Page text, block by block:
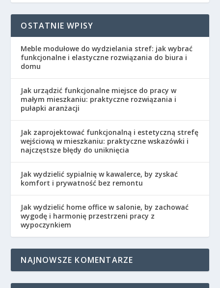
OSTATNIE WPISY
Meble modułowe do wydzielania stref: jak wybrać
funkcjonalne i elastyczne rozwiązania do biura i
domu
Jak urządzić funkcjonalne miejsce do pracy w
małym mieszkaniu: praktyczne rozwiązania i
pułapki aranżacji
Jak zaprojektować funkcjonalną i estetyczną strefę
wejściową w mieszkaniu: praktyczne wskazówki i
najczęstsze błędy do uniknięcia
Jak wydzielić sypialnię w kawalerce, by zyskać
komfort i prywatność bez remontu
Jak wydzielić home office w salonie, by zachować
wygodę i harmonię przestrzeni pracy z
wypoczynkiem
NAJNOWSZE KOMENTARZE